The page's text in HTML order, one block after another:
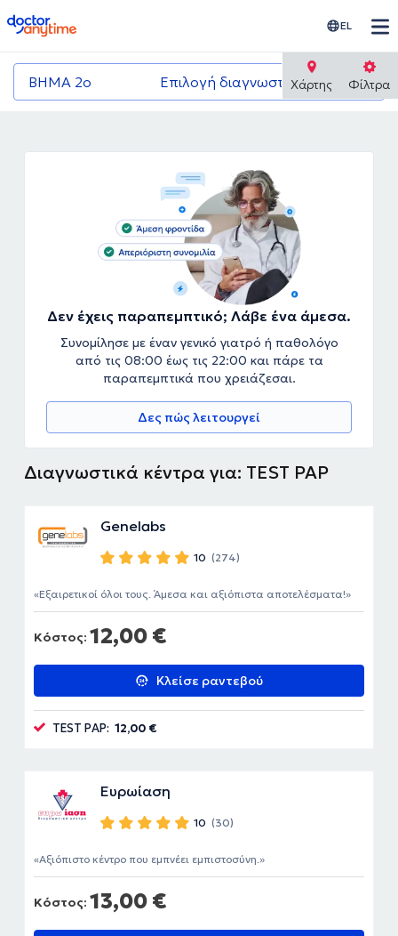
doctoranytime EL
ΒΗΜΑ 2ο Επιλογή διαγνωστικού κέντρου
Χάρτης Φίλτρα
Δεν έχεις παραπεμπτικό; Λάβε ένα άμεσα.
Συνομίλησε με έναν γενικό γιατρό ή παθολόγο
από τις 08:00 έως τις 22:00 και πάρε τα
παραπεμπτικά που χρειάζεσαι.
Δες πώς λειτουργεί
Διαγνωστικά κέντρα για: TEST PAP
Genelabs
10 (274)
Κόστος: 12,00 €
Κλείσε ραντεβού
Εξαιρετικοί όλοι τους. Άμεσα και αξιόπιστα αποτελέσματα!
TEST PAP: 12,00 €
Ευρωίαση
10 (30)
Κόστος: 13,00 €
Αξιόπιστο κέντρο που εμπνέει εμπιστοσύνη.